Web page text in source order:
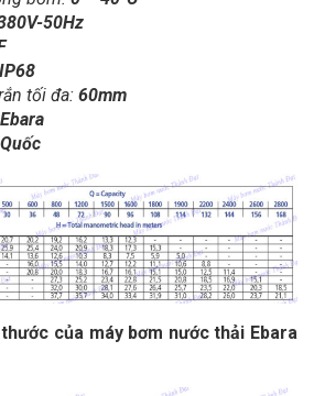
50Hz
IP68
tối đa: 60mm
Ebara
của máy bơm nước thải Ebara